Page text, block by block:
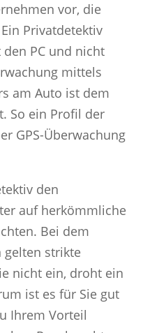
vor, die
Privatdetektiv
PC und nicht
mittels
am Auto ist dem
So ein Profil der
GPS-Überwachung
den
auf herkömmliche
Bei dem
gelten strikte
nicht ein, droht ein
ist es für Sie gut
Ihrem Vorteil